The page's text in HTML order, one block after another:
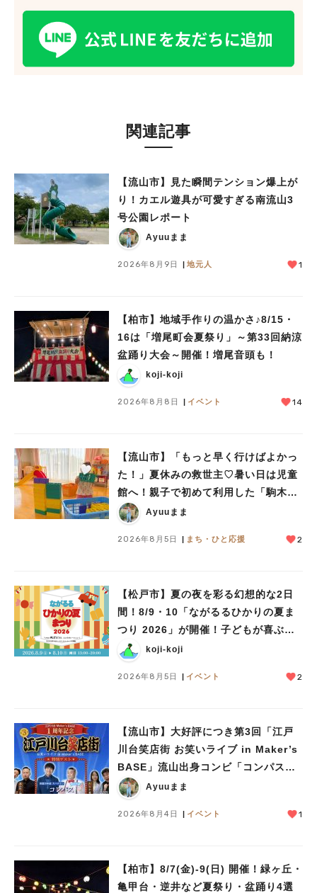
関連記事
【流山市】見た瞬間テンション爆上が
り！カエル遊具が可愛すぎる南流山3
号公園レポート
Ayuuまま
2026年8月9日 地元人 1
【柏市】地域手作りの温かさ♪8/15・
16は「増尾町会夏祭り」～第33回納涼
盆踊り大会～開催！増尾音頭も！
koji-koji
2026年8月8日 イベント 14
【流山市】「もっと早く行けばよかっ
た！」夏休みの救世主♡暑い日は児童
館へ！親子で初めて利用した「駒木台
児童館」レポート
Ayuuまま
2026年8月5日 まち・ひと応援 2
【松戸市】夏の夜を彩る幻想的な2日
間！8/9・10「ながるるひかりの夏ま
つり 2026」が開催！子どもが喜ぶワ
ークショップや限定ヒーローショーも
koji-koji
2026年8月5日 イベント 2
【流山市】大好評につき第3回「江戸
川台笑店街 お笑いライブ in Maker’s
BASE」流山出身コンビ「コンパス」
も登場！8/23（日）
Ayuuまま
2026年8月4日 イベント 1
【柏市】8/7(金)‐9(日) 開催！緑ヶ丘・
亀甲台・逆井など夏祭り・盆踊り4選
#イベント#公園#教えたい／教えて投稿記事
#教えたい/こんなの見つけた